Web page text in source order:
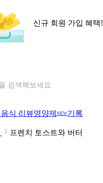
신규 회원 가입 혜택!
검색해보세요
음식 리뷰영양제 NEW기록
프렌치 토스트와 버터